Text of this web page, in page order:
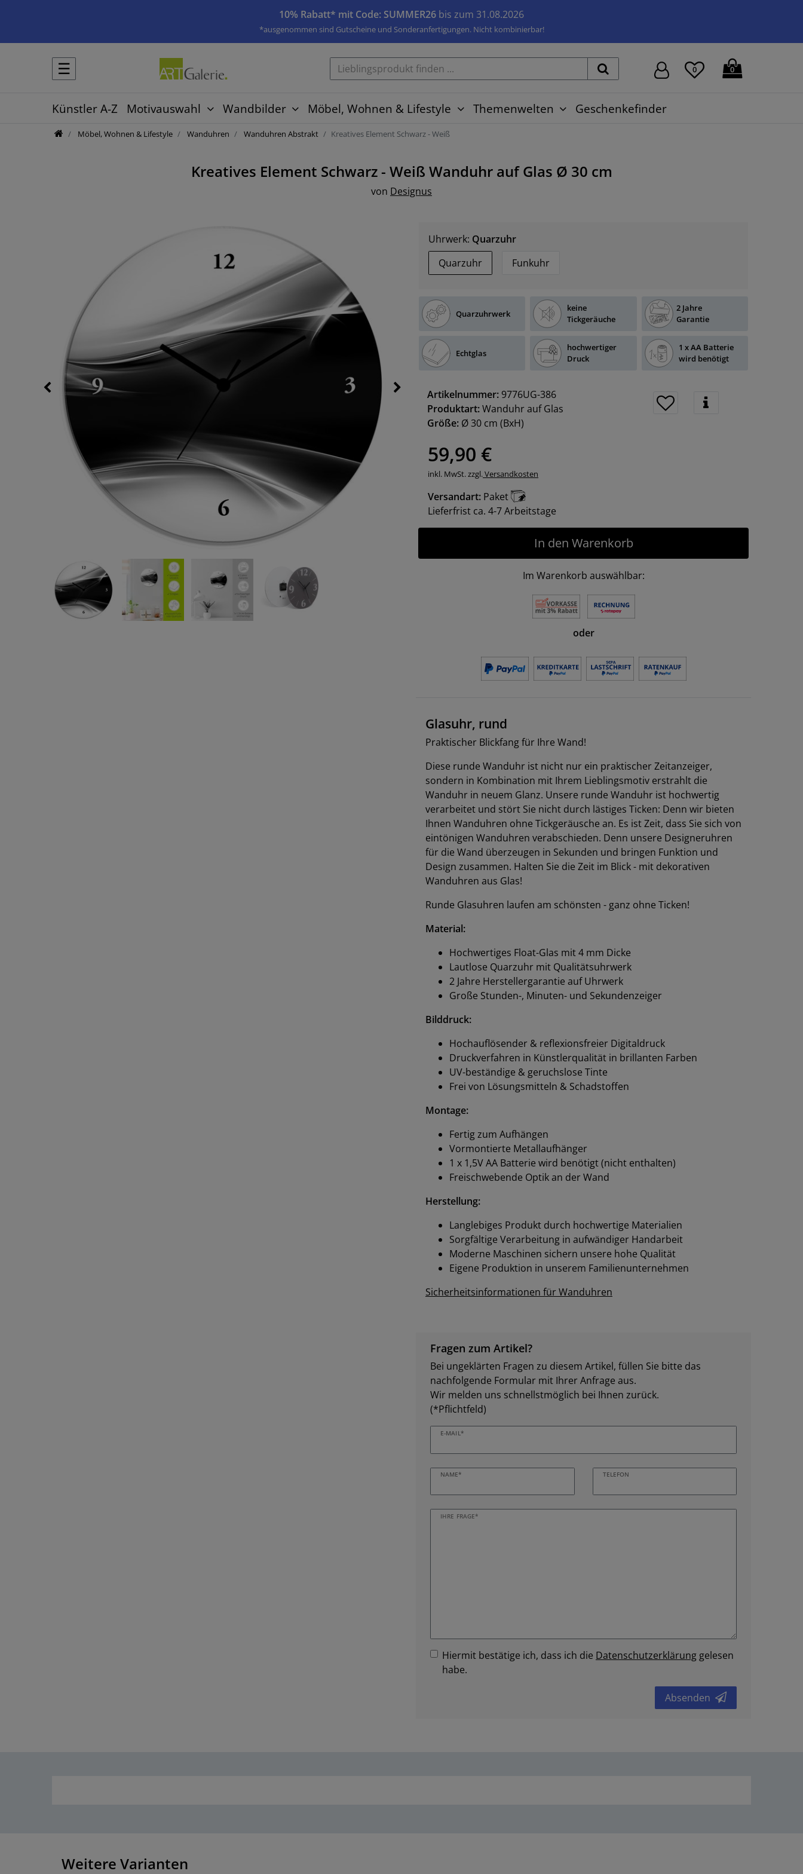
10% Rabatt* mit Code: SUMMER26 bis zum 31.08.2026
*ausgenommen sind Gutscheine und Sonderanfertigungen. Nicht kombinierbar!
☰ 0 0
Künstler A-Z Motivauswahl Wandbilder Möbel, Wohnen & Lifestyle Themenwelten Geschenkefinder
Möbel, Wohnen & Lifestyle Wanduhren Wanduhren Abstrakt Kreatives Element Schwarz - Weiß
Kreatives Element Schwarz - Weiß Wanduhr auf Glas Ø 30 cm
von Designus
Uhrwerk: Quarzuhr
Quarzuhr
Funkuhr
Quarzuhrwerk
keine
Tickgeräuche
2 Jahre
Garantie
Echtglas
hochwertiger
Druck
1 x AA Batterie
wird benötigt
Artikelnummer: 9776UG-386
Produktart:Wanduhr auf Glas
Größe: Ø 30 cm (BxH)
59,90 €
inkl. MwSt. zzgl.Versandkosten
Versandart: Paket
Lieferfrist ca. 4-7 Arbeitstage
In den Warenkorb
Im Warenkorb auswählbar:
oder
Glasuhr, rund
Praktischer Blickfang für Ihre Wand!
Diese runde Wanduhr ist nicht nur ein praktischer Zeitanzeiger,
sondern in Kombination mit Ihrem Lieblingsmotiv erstrahlt die
Wanduhr in neuem Glanz. Unsere runde Wanduhr ist hochwertig
verarbeitet und stört Sie nicht durch lästiges Ticken: Denn wir bieten
Ihnen Wanduhren ohne Tickgeräusche an. Es ist Zeit, dass Sie sich von
eintönigen Wanduhren verabschieden. Denn unsere Designeruhren
für die Wand überzeugen in Sekunden und bringen Funktion und
Design zusammen. Halten Sie die Zeit im Blick - mit dekorativen
Wanduhren aus Glas!
Runde Glasuhren laufen am schönsten - ganz ohne Ticken!
Material:
Hochwertiges Float-Glas mit 4 mm Dicke
Lautlose Quarzuhr mit Qualitätsuhrwerk
2 Jahre Herstellergarantie auf Uhrwerk
Große Stunden-, Minuten- und Sekundenzeiger
Bilddruck:
Hochauflösender & reflexionsfreier Digitaldruck
Druckverfahren in Künstlerqualität in brillanten Farben
UV-beständige & geruchslose Tinte
Frei von Lösungsmitteln & Schadstoffen
Montage:
Fertig zum Aufhängen
Vormontierte Metallaufhänger
1 x 1,5V AA Batterie wird benötigt (nicht enthalten)
Freischwebende Optik an der Wand
Herstellung:
Langlebiges Produkt durch hochwertige Materialien
Sorgfältige Verarbeitung in aufwändiger Handarbeit
Moderne Maschinen sichern unsere hohe Qualität
Eigene Produktion in unserem Familienunternehmen
Sicherheitsinformationen für Wanduhren
Fragen zum Artikel?
Bei ungeklärten Fragen zu diesem Artikel, füllen Sie bitte das
nachfolgende Formular mit Ihrer Anfrage aus.
Wir melden uns schnellstmöglich bei Ihnen zurück.
(*Pflichtfeld)
E-MAIL*
NAME* TELEFON
IHRE FRAGE*
Hiermit bestätige ich, dass ich die Daten­schutz­erklärung gelesen
habe.
Absenden
Weitere Varianten